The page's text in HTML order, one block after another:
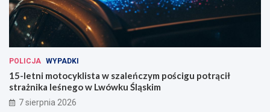
POLICJA WYPADKI
15-letni motocyklista w szaleńczym pościgu potrącił
strażnika leśnego w Lwówku Śląskim
7 sierpnia 2026